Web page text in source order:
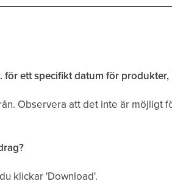
ett specifikt datum för
Observera att det inte är möjligt
klickar 'Download'.